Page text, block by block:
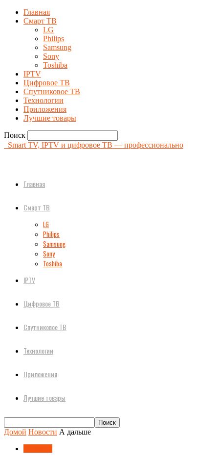
Главная
Смарт ТВ
LG
Philips
Samsung
Sony
Toshiba
IPTV
Цифровое ТВ
Спутниковое ТВ
Технологии
Приложения
Лучшие товары
Поиск
Smart TV, IPTV и цифровое ТВ — профессионально
Главная
Смарт ТВ
LG
Philips
Samsung
Sony
Toshiba
IPTV
Цифровое ТВ
Спутниковое ТВ
Технологии
Приложения
Лучшие товары
Домой Новости А дальше